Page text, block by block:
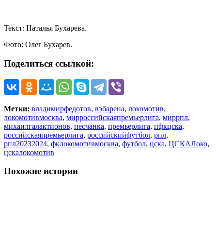
Текст: Наталья Бухарева.
Фото: Олег Бухарев.
Поделиться ссылкой:
Метки: владимирфедотов, вэбарена, локомотив,
локомотивмосква, мирроссийскаяпремьерлига, миррпл,
михаилгалактионов, песчанка, премьерлига, пфкцска,
российскаяпремьерлига, российскийфутбол, рпл,
рпл20232024, фклокомотивмосква, футбол, цска, ЦСКАЛоко,
цскалокомотив
Похожие истории